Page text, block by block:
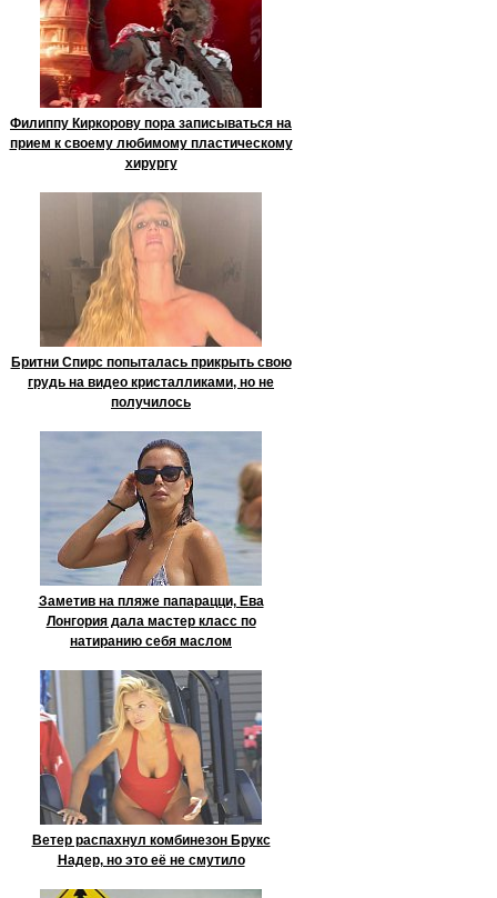
Филиппу Киркорову пора записываться на
прием к своему любимому пластическому
хирургу
Бритни Спирс попыталась прикрыть свою
грудь на видео кристалликами, но не
получилось
Заметив на пляже папарацци, Ева
Лонгория дала мастер класс по
натиранию себя маслом
Ветер распахнул комбинезон Брукс
Надер, но это её не смутило